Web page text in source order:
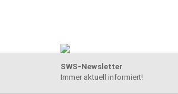
SWS-Newsletter
Immer aktuell informiert!